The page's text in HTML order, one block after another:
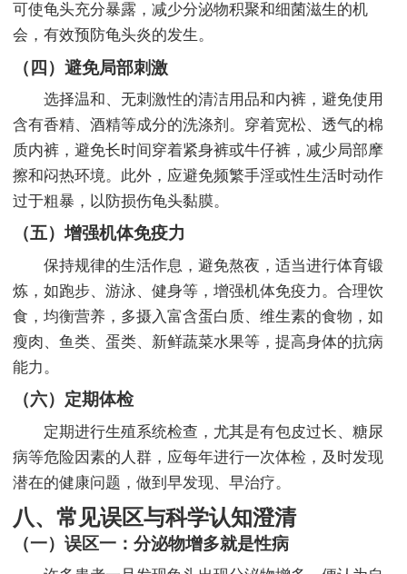
可使龟头充分暴露，减少分泌物积聚和细菌滋生的机
会，有效预防龟头炎的发生。
（四）避免局部刺激
选择温和、无刺激性的清洁用品和内裤，避免使用
含有香精、酒精等成分的洗涤剂。穿着宽松、透气的棉
质内裤，避免长时间穿着紧身裤或牛仔裤，减少局部摩
擦和闷热环境。此外，应避免频繁手淫或性生活时动作
过于粗暴，以防损伤龟头黏膜。
（五）增强机体免疫力
保持规律的生活作息，避免熬夜，适当进行体育锻
炼，如跑步、游泳、健身等，增强机体免疫力。合理饮
食，均衡营养，多摄入富含蛋白质、维生素的食物，如
瘦肉、鱼类、蛋类、新鲜蔬菜水果等，提高身体的抗病
能力。
（六）定期体检
定期进行生殖系统检查，尤其是有包皮过长、糖尿
病等危险因素的人群，应每年进行一次体检，及时发现
潜在的健康问题，做到早发现、早治疗。
八、常见误区与科学认知澄清
（一）误区一：分泌物增多就是性病